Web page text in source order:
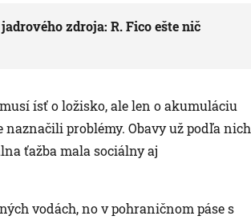
zdroja: R. Fico ešte nič
ísť o ložisko, ale len o akumuláciu
problémy. Obavy už podľa nich
ťažba mala sociálny aj
vodách, no v pohraničnom páse s